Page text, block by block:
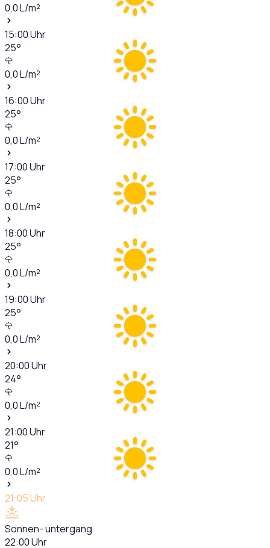
0,0L/m²
15:00Uhr
25°
0,0L/m²
16:00Uhr
25°
0,0L/m²
17:00Uhr
25°
0,0L/m²
18:00Uhr
25°
0,0L/m²
19:00Uhr
25°
0,0L/m²
20:00Uhr
24°
0,0L/m²
21:00Uhr
21°
0,0L/m²
21:05Uhr
Sonnen- untergang
22:00Uhr